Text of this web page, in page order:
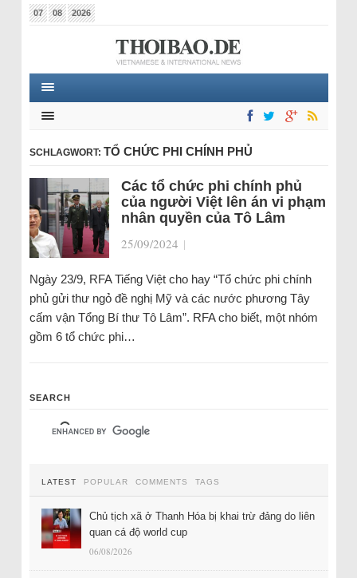
07 08 2026
SCHLAGWORT: TỔ CHỨC PHI CHÍNH PHỦ
Các tổ chức phi chính phủ
của người Việt lên án vi phạm
nhân quyền của Tô Lâm
25/09/2024 |
Ngày 23/9, RFA Tiếng Việt cho hay “Tổ chức phi chính
phủ gửi thư ngỏ đề nghị Mỹ và các nước phương Tây
cấm vận Tổng Bí thư Tô Lâm”. RFA cho biết, một nhóm
gồm 6 tổ chức phi…
SEARCH
LATEST POPULAR COMMENTS TAGS
Chủ tịch xã ở Thanh Hóa bị khai trừ đảng do liên
quan cá độ world cup
06/08/2026